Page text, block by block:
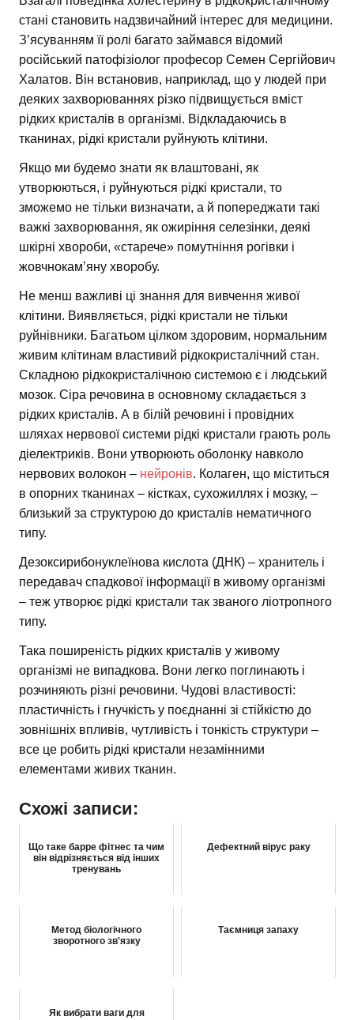
стані становить надзвичайний інтерес для медицини.
З’ясуванням її ролі багато займався відомий
російський патофізіолог професор Семен Сергійович
Халатов. Він встановив, наприклад, що у людей при
деяких захворюваннях різко підвищується вміст
рідких кристалів в організмі. Відкладаючись в
тканинах, рідкі кристали руйнують клітини.
Якщо ми будемо знати як влаштовані, як
утворюються, і руйнуються рідкі кристали, то
зможемо не тільки визначати, а й попереджати такі
важкі захворювання, як ожиріння селезінки, деякі
шкірні хвороби, «старече» помутніння рогівки і
жовчнокам’яну хворобу.
Не менш важливі ці знання для вивчення живої
клітини. Виявляється, рідкі кристали не тільки
руйнівники. Багатьом цілком здоровим, нормальним
живим клітинам властивий рідкокристалічний стан.
Складною рідкокристалічною системою є і людський
мозок. Сіра речовина в основному складається з
рідких кристалів. А в білій речовині і провідних
шляхах нервової системи рідкі кристали грають роль
діелектриків. Вони утворюють оболонку навколо
нервових волокон – нейронів. Колаген, що міститься
в опорних тканинах – кістках, сухожиллях і мозку, –
близький за структурою до кристалів нематичного
типу.
Дезоксирибонуклеїнова кислота (ДНК) – хранитель і
передавач спадкової інформації в живому організмі
– теж утворює рідкі кристали так званого ліотропного
типу.
Така поширеність рідких кристалів у живому
організмі не випадкова. Вони легко поглинають і
розчиняють різні речовини. Чудові властивості:
пластичність і гнучкість у поєднанні зі стійкістю до
зовнішніх впливів, чутливість і тонкість структури –
все це робить рідкі кристали незамінними
елементами живих тканин.
Схожі записи:
Що таке барре фітнес та чим
він відрізняється від інших
тренувань
Дефектний вірус раку
Метод біологічного
зворотного зв'язку
Таємниця запаху
Як вибрати ваги для